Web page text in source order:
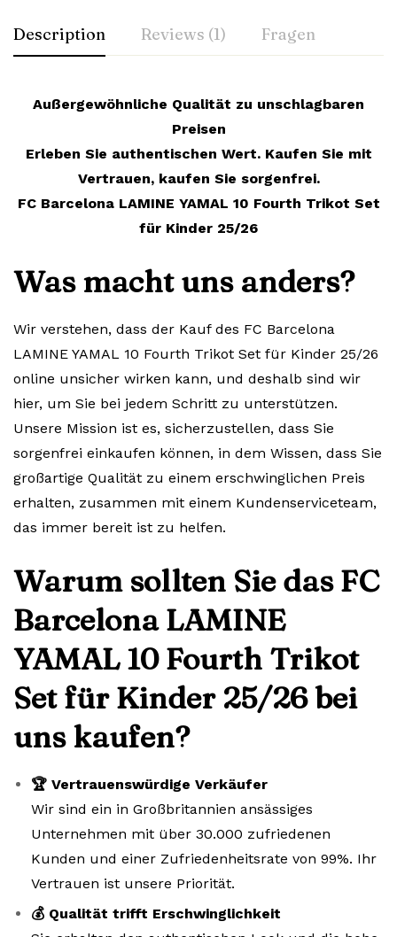
Description Reviews (1) Fragen
Außergewöhnliche Qualität zu unschlagbaren
Preisen
Erleben Sie authentischen Wert. Kaufen Sie mit
Vertrauen, kaufen Sie sorgenfrei.
FC Barcelona LAMINE YAMAL 10 Fourth Trikot Set
für Kinder 25/26
Was macht uns anders?
Wir verstehen, dass der Kauf des FC Barcelona
LAMINE YAMAL 10 Fourth Trikot Set für Kinder 25/26
online unsicher wirken kann, und deshalb sind wir
hier, um Sie bei jedem Schritt zu unterstützen.
Unsere Mission ist es, sicherzustellen, dass Sie
sorgenfrei einkaufen können, in dem Wissen, dass Sie
großartige Qualität zu einem erschwinglichen Preis
erhalten, zusammen mit einem Kundenserviceteam,
das immer bereit ist zu helfen.
Warum sollten Sie das FC
Barcelona LAMINE
YAMAL 10 Fourth Trikot
Set für Kinder 25/26 bei
uns kaufen?
🏆 Vertrauenswürdige Verkäufer
Wir sind ein in Großbritannien ansässiges
Unternehmen mit über 30.000 zufriedenen
Kunden und einer Zufriedenheitsrate von 99%. Ihr
Vertrauen ist unsere Priorität.
💰 Qualität trifft Erschwinglichkeit